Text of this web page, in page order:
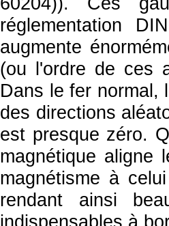
réglementation
augmente
(ou l'ordre de ces
Dans le fer normal,
des directions
est presque zéro.
magnétique aligne
magnétisme à
rendant ainsi
indispensables à